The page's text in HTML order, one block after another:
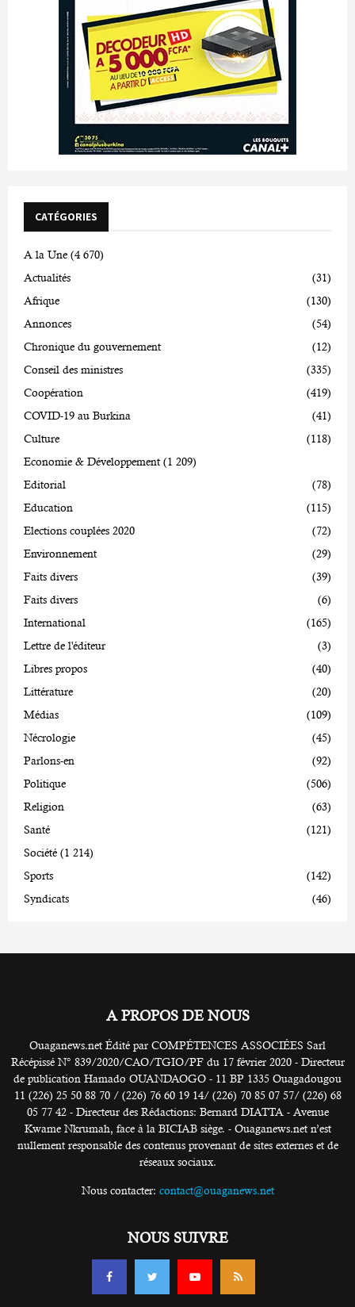
CATÉGORIES
A la Une (4 670)
Actualités
(31)
Afrique
(130)
Annonces
(54)
Chronique du gouvernement
(12)
Conseil des ministres
(335)
Coopération
(419)
COVID-19 au Burkina
(41)
Culture
(118)
Economie & Développement (1 209)
Editorial
(78)
Education
(115)
Elections couplées 2020
(72)
Environnement
(29)
Faits divers
(39)
Faits divers
(6)
International
(165)
Lettre de l'éditeur
(3)
Libres propos
(40)
Littérature
(20)
Médias
(109)
Nécrologie
(45)
Parlons-en
(92)
Politique
(506)
Religion
(63)
Santé
(121)
Société (1 214)
Sports
(142)
Syndicats
(46)
A PROPOS DE NOUS
Ouaganews.net Édité par COMPÉTENCES ASSOCIÉES Sarl
Récépissé N° 839/2020/CAO/TGIO/PF du 17 février 2020 - Directeur
de publication Hamado OUANDAOGO - 11 BP 1335 Ouagadougou
11 (226) 25 50 88 70 / (226) 76 60 19 14/ (226) 70 85 07 57/ (226) 68
05 77 42 - Directeur des Rédactions: Bernard DIATTA - Avenue
Kwame Nkrumah, face à la BICIAB siège. - Ouaganews.net n’est
nullement responsable des contenus provenant de sites externes et de
réseaux sociaux.
Nous contacter: contact@ouaganews.net
NOUS SUIVRE